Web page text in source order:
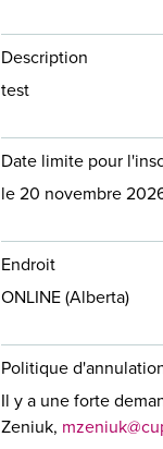
Description
test
Date limite pour
le 20 novembre
Endroit
ONLINE (Alberta)
Politique
Il y a une forte
Zeniuk,